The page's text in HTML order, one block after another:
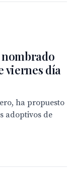
nombrado
viernes día
ha propuesto
adoptivos de